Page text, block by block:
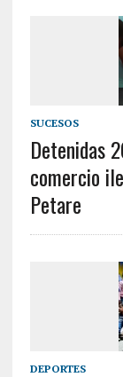
SUCESOS
Detenidas
comercio
Petare
DEPORTES